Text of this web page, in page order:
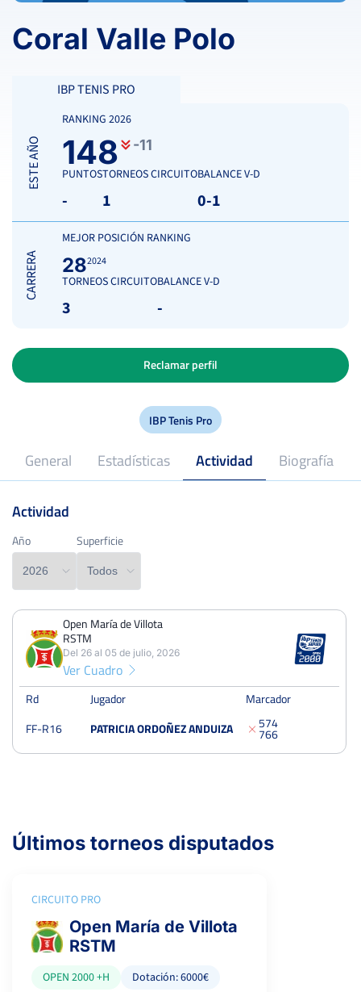
Coral Valle Polo
IBP TENIS PRO
ESTE AÑO
RANKING 2026
148 -11
PUNTOS
-
TORNEOS CIRCUITO
1
BALANCE V-D
0-1
CARRERA
MEJOR POSICIÓN RANKING
282024
TORNEOS CIRCUITO
3
BALANCE V-D
-
IBP Tenis Pro
General Estadísticas Actividad Biografía
Reclamar perfil
Profesional desde
Año Superficie
PERDIDOSPARTIDOS
1 1
PERDIDOS SETS
2
PERDIDOS JUEGOS GANADOS
19 35 16
Del 26 al 05 de julio, 2026
Actividad
Año Superficie
Open María de Villota
RSTM
Del 26 al 05 de julio, 2026
Ver Cuadro
Rd Jugador
Marcador
FF-R16
PATRICIA ORDOÑEZ ANDUIZA 5
7
7
6
4
6
Últimos torneos disputados
CIRCUITO PRO
Open María de Villota
RSTM
OPEN 2000 +H Dotación: 6000€